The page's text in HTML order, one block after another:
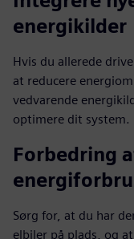
energikilder
Hvis du allerede
at reducere
vedvarende
optimere dit system.
Forbedring
Sørg for, at du har
elbiler på plads, og